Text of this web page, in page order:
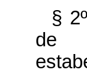
§
de